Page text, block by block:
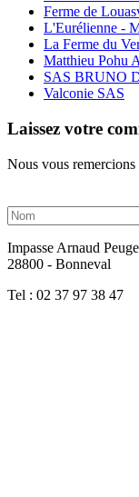
Ferme de
L'Eurélienne -
La Ferme du
Matthieu Pohu
SAS BRUNO
Valconie SAS
Laissez votre
Nous vous
Impasse Arnaud
28800 - Bonneval
Tel : 02 37 97 38 47